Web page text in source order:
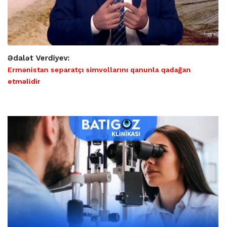
Ədalət Verdiyev:
Ermənistan separatçı simvollarını qanunla qadağan
etməlidir